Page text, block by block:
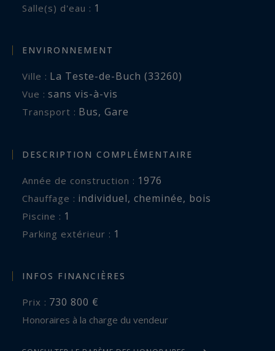
Salle(s) d'eau : 1
ENVIRONNEMENT
Ville : La Teste-de-Buch (33260)
Vue : sans vis-à-vis
Transport : Bus, Gare
DESCRIPTION COMPLÉMENTAIRE
Année de construction : 1976
Chauffage : individuel, cheminée, bois
piscine : 1
parking extérieur : 1
INFOS FINANCIÈRES
Prix : 730 800 €
Honoraires à la charge du vendeur